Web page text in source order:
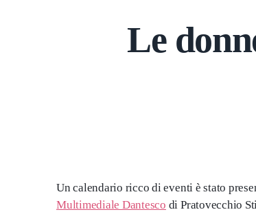
Le
Un calendario ricco di eventi è stato
Multimediale Dantesco di Pratovecchio